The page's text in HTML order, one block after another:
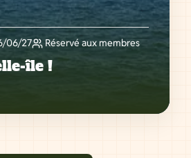
06/27 Réservé aux membres
île !